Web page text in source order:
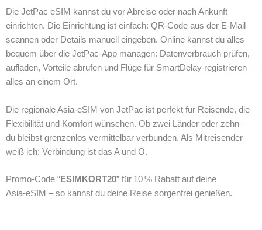
Die JetPac eSIM kannst du vor Abreise oder nach Ankunft
einrichten. Die Einrichtung ist einfach: QR‑Code aus der E‑Mail
scannen oder Details manuell eingeben. Online kannst du alles
bequem über die JetPac‑App managen: Daten­verbrauch prüfen,
aufladen, Vorteile abrufen und Flüge für SmartDelay registrieren –
alles an einem Ort.
Die regionale Asia‑eSIM von JetPac ist perfekt für Reisende, die
Flexibilität und Komfort wünschen. Ob zwei Länder oder zehn –
du bleibst grenzenlos vermittelbar verbunden. Als Mitreisender
weiß ich: Verbindung ist das A und O.
Promo‑Code “ESIMKORT20” für 10 % Rabatt auf deine
Asia‑eSIM – so kannst du deine Reise sorgenfrei genießen.